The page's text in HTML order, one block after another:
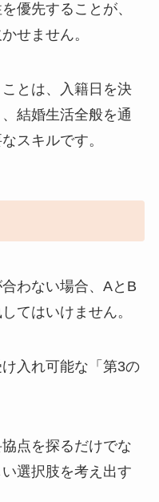
優先することが、
せません。
とは、入籍日を決
結婚生活全般を通
スキルです。
わない場合、AとB
てはいけません。
入れ可能な「第3の
点を探るだけでな
選択肢を考え出す